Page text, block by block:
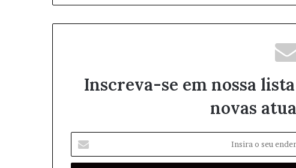
e
b
s
t
a
m
Inscreva-se em nossa
novas
s